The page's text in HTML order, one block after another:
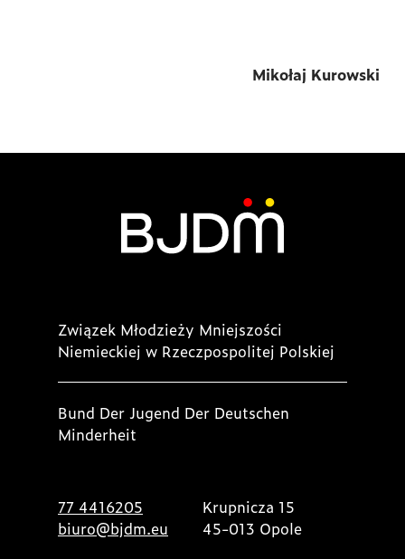
Mikołaj Kurowski
Związek Młodzieży Mniejszości
Niemieckiej w Rzeczpospolitej Polskiej
Bund Der Jugend Der Deutschen
Minderheit
77 4416205
biuro@bjdm.eu
Krupnicza 15
45-013 Opole